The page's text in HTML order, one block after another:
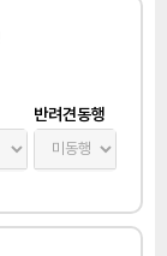
반려견동행